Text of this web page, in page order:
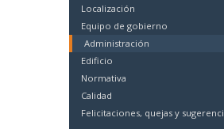
Localización
Equipo de gobierno
Administración
Edificio
Normativa
Calidad
Felicitaciones, quejas y